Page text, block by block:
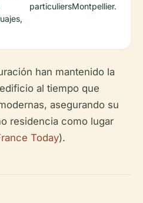
particuliersMontpellier.
han mantenido la
al tiempo que
asegurando su
residencia como lugar
Today).